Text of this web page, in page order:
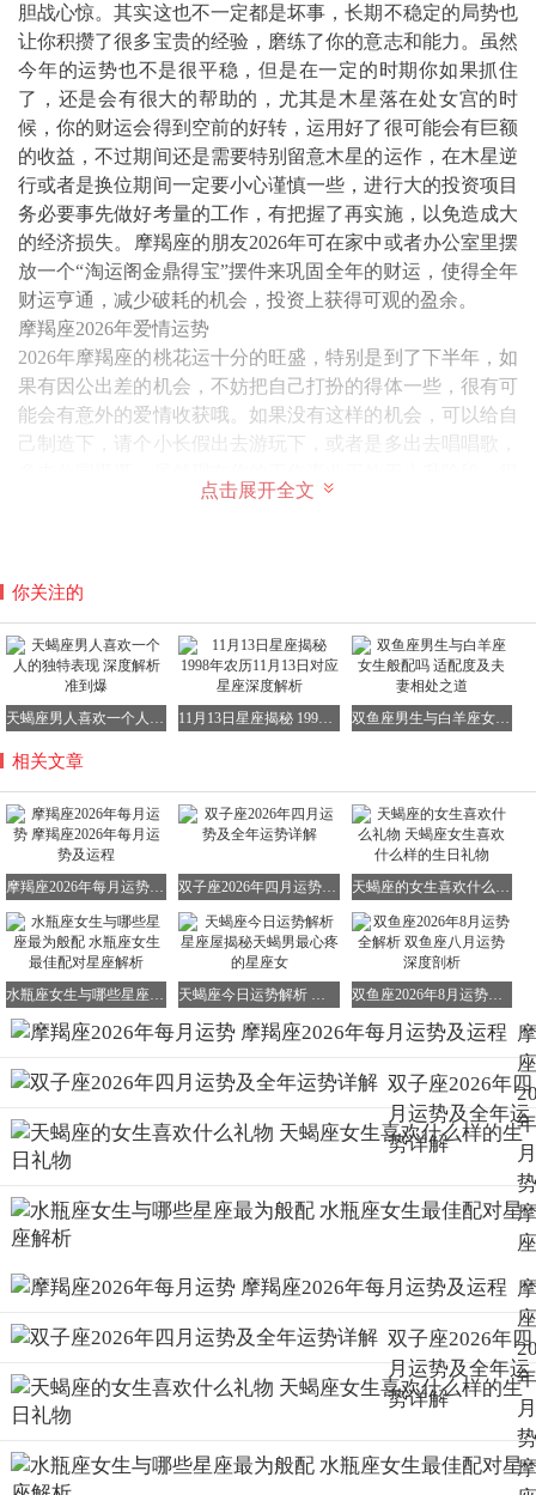
胆战心惊。其实这也不一定都是坏事，长期不稳定的局势也
让你积攒了很多宝贵的经验，磨练了你的意志和能力。虽然
今年的运势也不是很平稳，但是在一定的时期你如果抓住
了，还是会有很大的帮助的，尤其是木星落在处女宫的时
候，你的财运会得到空前的好转，运用好了很可能会有巨额
的收益，不过期间还是需要特别留意木星的运作，在木星逆
行或者是换位期间一定要小心谨慎一些，进行大的投资项目
务必要事先做好考量的工作，有把握了再实施，以免造成大
的经济损失。摩羯座的朋友2026年可在家中或者办公室里摆
放一个“淘运阁金鼎得宝”摆件来巩固全年的财运，使得全年
财运亨通，减少破耗的机会，投资上获得可观的盈余。
摩羯座2026年爱情运势
2026年摩羯座的桃花运十分的旺盛，特别是到了下半年，如
果有因公出差的机会，不妨把自己打扮的得体一些，很有可
能会有意外的爱情收获哦。如果没有这样的机会，可以给自
己制造下，请个小长假出去游玩下，或者是多出去唱唱歌，
多事情有待你处理，让你忙的脱不开身，但事业并不是你的
了，所以慎重的对待这次机遇，你将很可能获得与众不同的
不妨主动出击，不要在犹豫和纠结中错失良缘，同时可佩带
一串“淘运阁奇缘狐狸手链”来增强自身的正桃花运，提高魅
力的同时也会帮助摩羯们遇到合适的对象。
摩羯座2026年学习运势
今年的学业运势对你不是很有利，在学习方面你总是感觉学
不进去，无法定心，以至于对学习失去信心产生自卑感。其
实外界的影响虽然会对你造成一定的压力，但还是有解决的
方式的，你现在最需要做的就是摆正心态，要明白学习并非
是一朝一夕的事情，哪怕现在的局势状态很不佳，但是依然
可以通过方式的调整让学业不至于那么糟，要相信勤能补
拙，温故还可以知新，对于不会做的题型，可以大胆的去请
教会的同学或者是老师，在理解的基础上多做，需要背诵的
文章，可以隔三差五的再回头看看背背，总是会有成效的。
另外，今年你就不要想着再报补习班之类的了，只要好好的
把你现有的知识吃透了就可以了，多了反而会适得其反。如
要在学业上有更好的进步，2026年可佩带一个“淘运阁灵鳌
夺魁”吊坠来生旺文昌星，对学习效率的提升也有极佳的助
益。
摩羯座2026年健康运势
处理的游刃有余。但还是需要多加注意，没必要的应酬能不
参加就尽量不要参加了，虽然你精力充沛，但总是有限的。
过度的消耗自己的精气神，是会对身体造成伤害的。还有就
净、热气的食物，以免引发肠胃、咽喉疾病。可以的话平时
多吃一些水果并且适当的搭配一些维生素片服用，以便更好
的保养身体。对于开车的摩羯们，2026年是需要谨慎驾驶的
一年，万万不可赌气开车，更不能抱有侥幸心理醉驾或者超
速驾驶，以免吴己及人，今年可在车上挂一串“淘运阁护禄
荣归”挂饰来避免交通上的凶祸，为安全驾驶保驾护航。
点击展开全文
你关注的
天蝎座男人喜欢一个人的独特表现 深度解析准到爆 11月13日星座揭秘 1998年农历11月13日对应星座深度解析 双鱼座男生与白羊座女生般配吗 适配度及夫妻相处之道
相关文章
摩羯座2026年每月运势 摩羯座2026年每月运势及运程 双子座2026年四月运势及全年运势详解 天蝎座的女生喜欢什么礼物 天蝎座女生喜欢什么样的生日礼物
水瓶座女生与哪些星座最为般配 水瓶座女生最佳配对星座解析 天蝎座今日运势解析 星座屋揭秘天蝎男最心疼的星座女 双鱼座2026年8月运势全解析 双鱼座八月运势深度剖析
双子座2026年四
月运势及全年运
势详解
双子座2026年四
月运势及全年运
势详解